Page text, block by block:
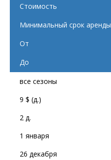
Стоимость
Минимальный срок аренды
От
До
все сезоны
9 $ (д.)
2 д.
1 января
26 декабря